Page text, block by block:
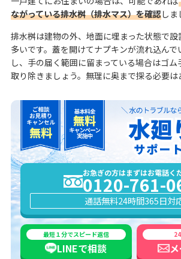
ながっている排水桝（排水マス）を確認しま
排水桝は建物の外、地面に埋まった状態で
多いです。蓋を開けてナプキンが流れ込ん
し、手の届く範囲に留まっている場合はゴ
取り除きましょう。無理に奥まで探る必要は
お急ぎの方はまずはお電話く
0120-761-
通話無料24時間365日対
最短１分でスピード返信
LINEで相談